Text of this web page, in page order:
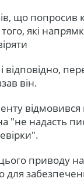
що попросив
які
він.
відмовився
"не надасть
приводу
для